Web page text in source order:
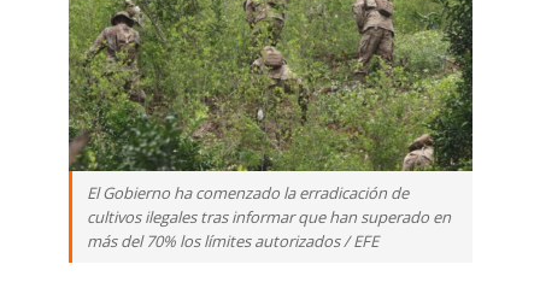
El Gobierno ha comenzado la erradicación de
cultivos ilegales tras informar que han superado en
más del 70% los límites autorizados / EFE